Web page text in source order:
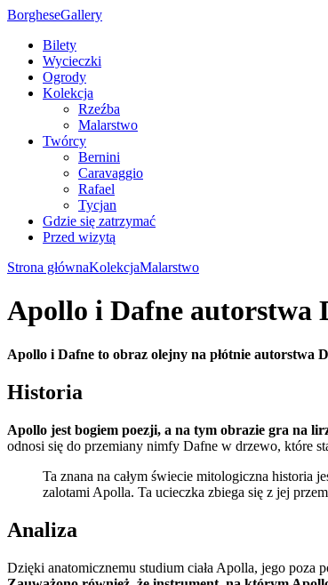
BorgheseGallery
Bilety
Wycieczki
Ogrody
Kolekcja
Rzeźba
Malarstwo
Twórcy
Bernini
Caravaggio
Rafael
Tycjan
Gdzie się zatrzymać
Przed wizytą
Strona głównaKolekcjaMalarstwo
Apollo i Dafne autorstwa
Apollo i Dafne to obraz olejny na płótnie autorstwa
Historia
Apollo jest bogiem poezji, a na tym obrazie gra na
odnosi się do przemiany nimfy Dafne w drzewo, które
Ta znana na całym świecie mitologiczna historia
zalotami Apolla. Ta ucieczka zbiega się z jej
Analiza
Dzięki anatomicznemu studium ciała Apolla, jego poza